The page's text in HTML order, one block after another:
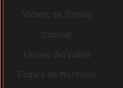
Vicenç de Torelló
Capolat
Llinars del Vallès
Fogars de Montclús